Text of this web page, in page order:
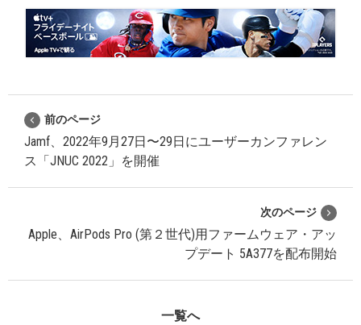
前のページ
Jamf、2022年9月27日〜29日にユーザーカンファレン
ス「JNUC 2022」を開催
次のページ
Apple、AirPods Pro (第２世代)用ファームウェア・アッ
プデート 5A377を配布開始
一覧へ